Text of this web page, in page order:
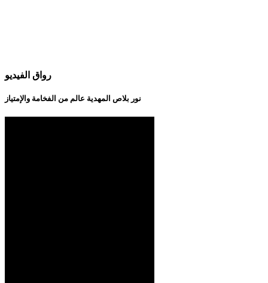
رواق الفيديو
نور بلاص المهدية عالم من الفخامة والإمتياز